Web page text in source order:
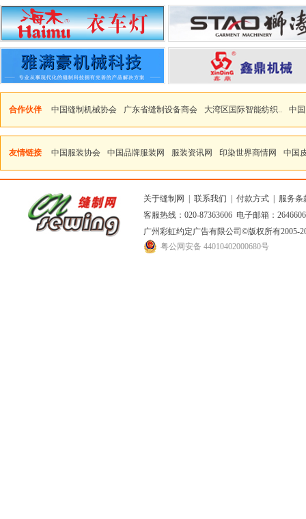
合作伙伴 中国缝制机械协会 广东省缝制设备商会 大湾区国际智能纺织.. 中
友情链接 中国服装协会 中国品牌服装网 服装资讯网 印染世界商情网 中国
关于缝制网 联系我们 付款方式
服务条
客服热线：020-87363606 电子邮箱：
广州彩虹约定广告有限公司 ©版权所有2005-
粤公网安备 44010402000680号